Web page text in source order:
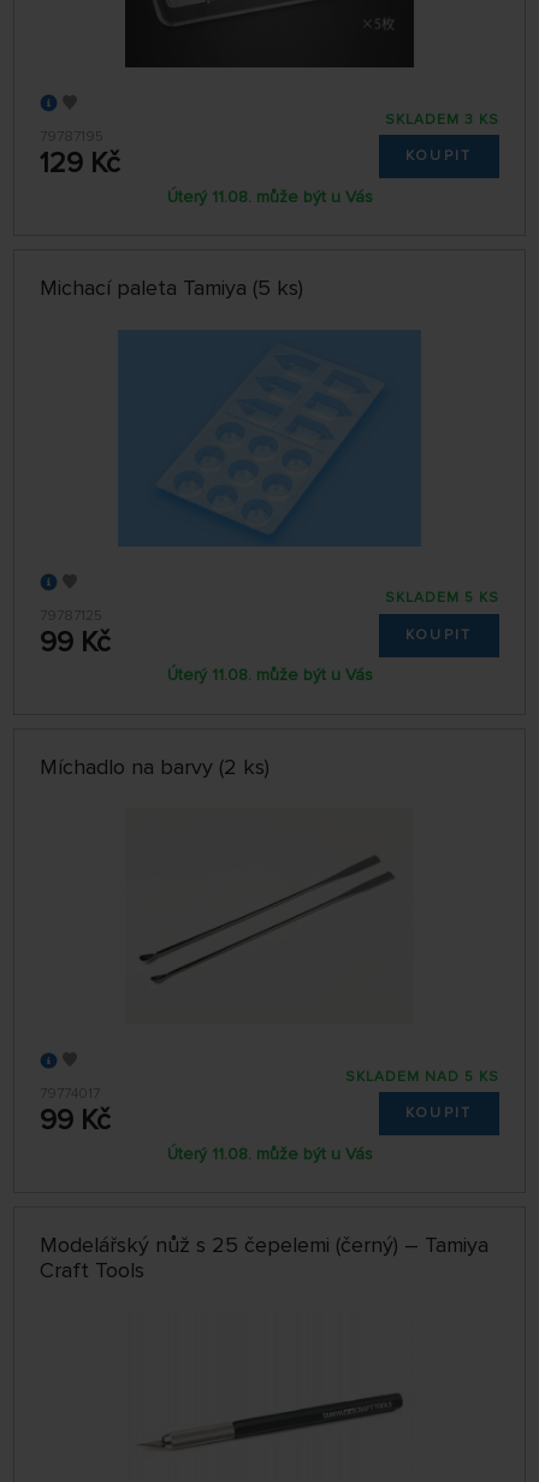
79787195
129 Kč
SKLADEM 3 KS
KOUPIT
Úterý 11.08. může být u Vás
Michací paleta Tamiya (5 ks)
79787125
99 Kč
SKLADEM 5 KS
KOUPIT
Úterý 11.08. může být u Vás
Míchadlo na barvy (2 ks)
79774017
99 Kč
SKLADEM NAD 5 KS
KOUPIT
Úterý 11.08. může být u Vás
Modelářský nůž s 25 čepelemi (černý) – Tamiya
Craft Tools